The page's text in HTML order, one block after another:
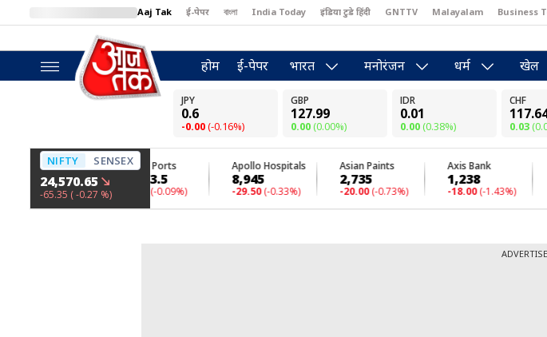
Aaj Tak ई-पेपर বাংলা India Today इंडिया टुडे हिंदी GNTTV Malayalam Business
BT Bazaar
होम ई-पेपर भारत मनोरंजन धर्म खेल